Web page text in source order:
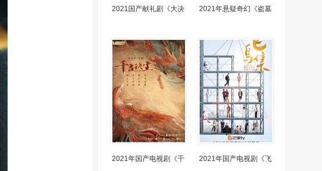
2021国产献礼剧《大决 2021年悬疑奇幻《盗墓
2021年国产电视剧《千 2021年国产电视剧《飞